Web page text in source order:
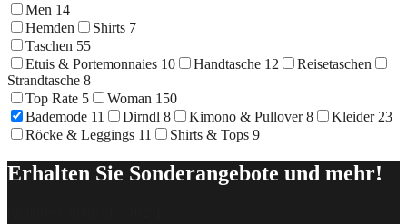
Men 14
Hemden
Shirts 7
Taschen 55
Etuis & Portemonnaies 10 Handtasche 12
Reisetaschen
Strandtasche 8
Top Rate 5 Woman 150
Bademode 11 Dirndl 8 Kimono & Pullover8 Kleider 23
Röcke & Leggings 11 Shirts & Tops 9
Erhalten Sie Sonderangebote und mehr!